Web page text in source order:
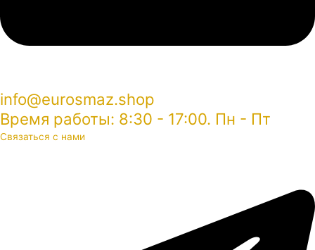
info@eurosmaz.shop
Время работы: 8:30 - 17:00. Пн - Пт
Связаться с нами